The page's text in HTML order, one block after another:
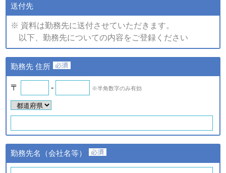
個人情報の種類
ａ．会員のお申し込みに伴
い取得した個人情報
ｂ．資料請求・問合せに伴
い取得した個人情報
て取得した個人情報
①提供する個人情報の項目
ご登録・お問い合わせをいた
だいた商品・サービス名、氏
名、氏名カナ、郵便番号、住
号、メールアドレス、勤務先
名、所属部署名、アンケート
紙またはデータファイルによ
③当該情報の提供先
株式会社日経BPマーケティ
ト
送付先
※ 資料は勤務先に送付させていただきます。
以下、勤務先についての内容をご登録ください
勤務先 住所
〒 - ※半角数字のみ有効
勤務先名（会社名等）